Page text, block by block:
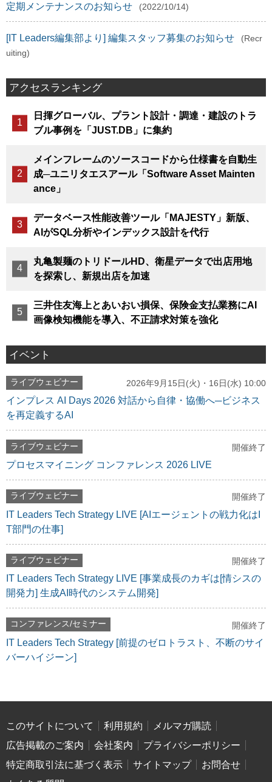
定期メンテナンスのお知らせ (2022/10/14)
[IT Leaders編集部より] 編集スタッフ募集のお知らせ
(Recr
uiting)
アクセスランキング
日揮グローバル、プラント設計・調達・建設のトラ
ブル事例を「JUST.DB」に集約
メインフレームのソースコードから仕様書を自動生
成─ユニリタエスアール「Software Asset Mainten
ance」
データベース性能改善ツール「MAJESTY」新版、
AIがSQL分析やインデックス設計を代行
丸亀製麺のトリドールHD、衛星データで出店用地
を探索し、新規出店を加速
三井住友海上とあいおい損保、保険金支払業務にAI
画像検知機能を導入、不正請求対策を強化
イベント
ライブウェビナー 2026年9月15日(火)・16日(水) 10:00
インプレス AI Days 2026 対話から自律・協働へ─ビジネス
を再定義するAI
ライブウェビナー 開催終了
プロセスマイニング コンファレンス 2026 LIVE
ライブウェビナー 開催終了
IT Leaders Tech Strategy LIVE [AIエージェントの戦力化はI
T部門の仕事]
ライブウェビナー 開催終了
IT Leaders Tech Strategy LIVE [事業成長のカギは[情シスの
開発力] 生成AI時代のシステム開発]
コンファレンス/セミナー 開催終了
IT Leaders Tech Strategy [前提のゼロトラスト、不断のサイ
バーハイジーン]
このサイトについて 利用規約
メルマガ購読
広告掲載のご案内
会社案内
プライバシーポリシー
特定商取引法に基づく表示
サイトマップ
お問合せ